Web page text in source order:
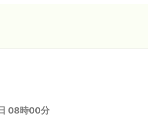
08時00分